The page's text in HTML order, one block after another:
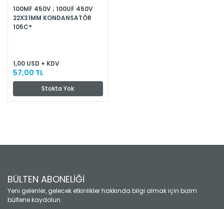
100MF 450V ; 100UF 450V
22X31MM KONDANSATÖR
105C°
1,00 USD + KDV
57,00 TL
Stokta Yok
BÜLTEN ABONELİĞİ
Yeni gelenler, gelecek etkinlikler hakkında bilgi almak için bizim
bültene kaydolun.